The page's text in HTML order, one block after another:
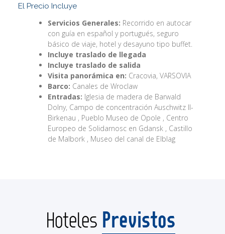
El Precio Incluye
Servicios Generales: Recorrido en autocar
con guía en español y portugués, seguro
básico de viaje, hotel y desayuno tipo buffet.
Incluye traslado de llegada
Incluye traslado de salida
Visita panorámica en: Cracovia, VARSOVIA
Barco: Canales de Wroclaw
Entradas: Iglesia de madera de Barwald
Dolny, Campo de concentración Auschwitz II-
Birkenau , Pueblo Museo de Opole , Centro
Europeo de Solidarnosc en Gdansk , Castillo
de Malbork , Museo del canal de Elblag
Hoteles Previstos